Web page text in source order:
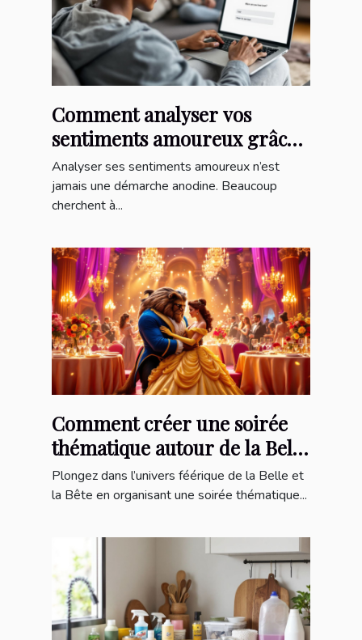
Comment analyser vos
sentiments amoureux grâce
à un quiz en ligne ?
Analyser ses sentiments amoureux n’est
jamais une démarche anodine. Beaucoup
cherchent à...
Comment créer une soirée
thématique autour de la Belle
et la Bête ?
Plongez dans l’univers féérique de la Belle et
la Bête en organisant une soirée thématique...